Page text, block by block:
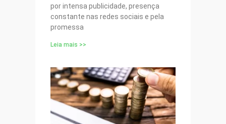
por intensa publicidade, presença
constante nas redes sociais e pela
promessa
Leia mais >>